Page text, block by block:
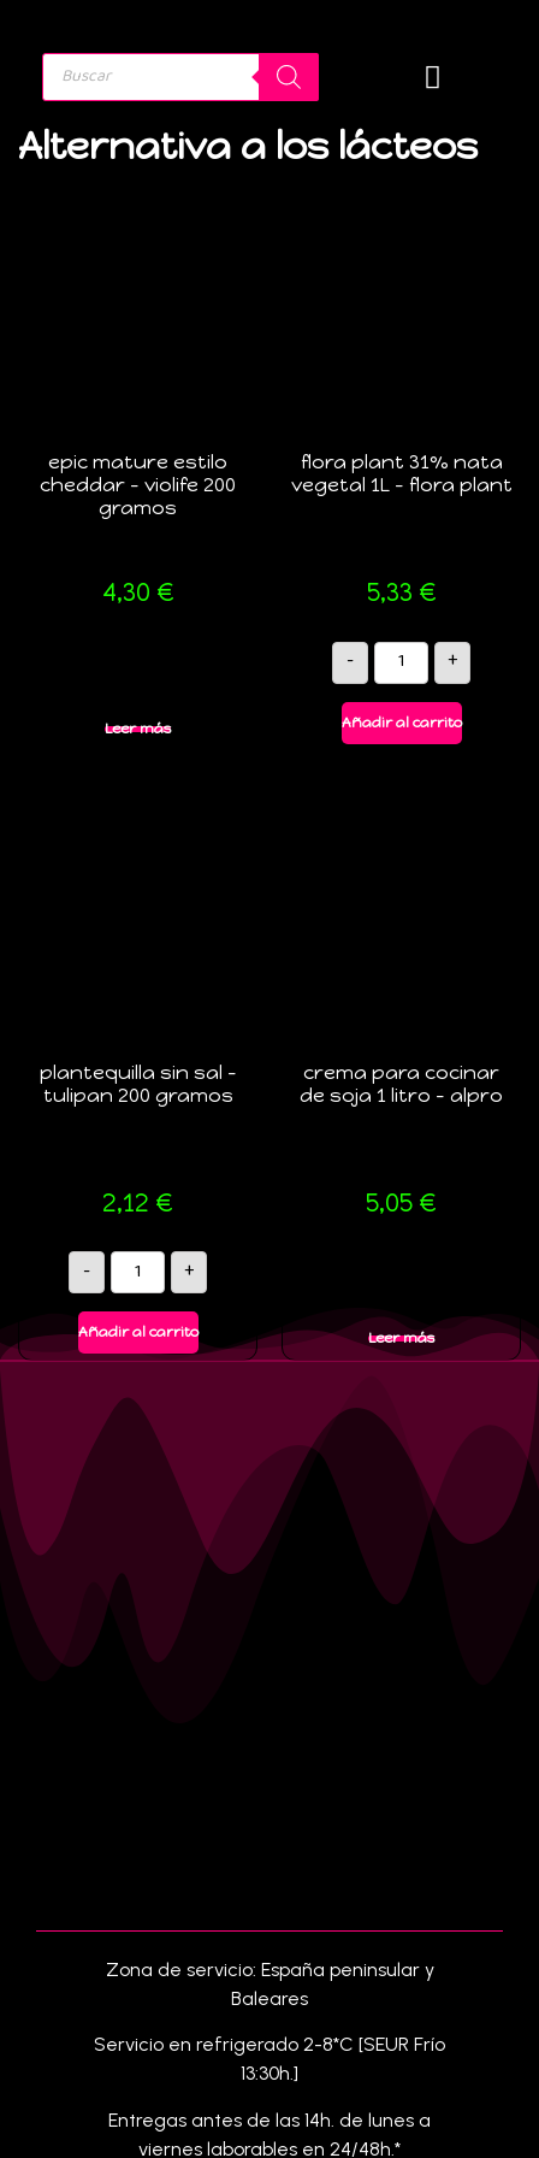
Alternativa a los lácteos
epic mature estilo
cheddar – violife 200
gramos
4,30 €
Leer más
flora plant 31% nata
vegetal 1L – flora plant
5,33 €
- +
Añadir al carrito
plantequilla sin sal –
tulipan 200 gramos
2,12 €
- +
Añadir al carrito
crema para cocinar
de soja 1 litro – alpro
5,05 €
Leer más
Zona de servicio: España peninsular y
Baleares
Servicio en refrigerado 2-8*C [SEUR Frío
13:30h.]
Entregas antes de las 14h. de lunes a
viernes laborables en 24/48h.*